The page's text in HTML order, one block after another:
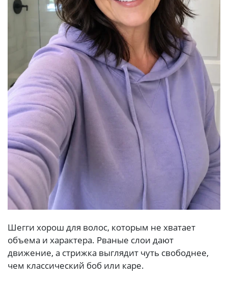
Шегги хорош для волос, которым не хватает
объема и характера. Рваные слои дают
движение, а стрижка выглядит чуть свободнее,
чем классический боб или каре.